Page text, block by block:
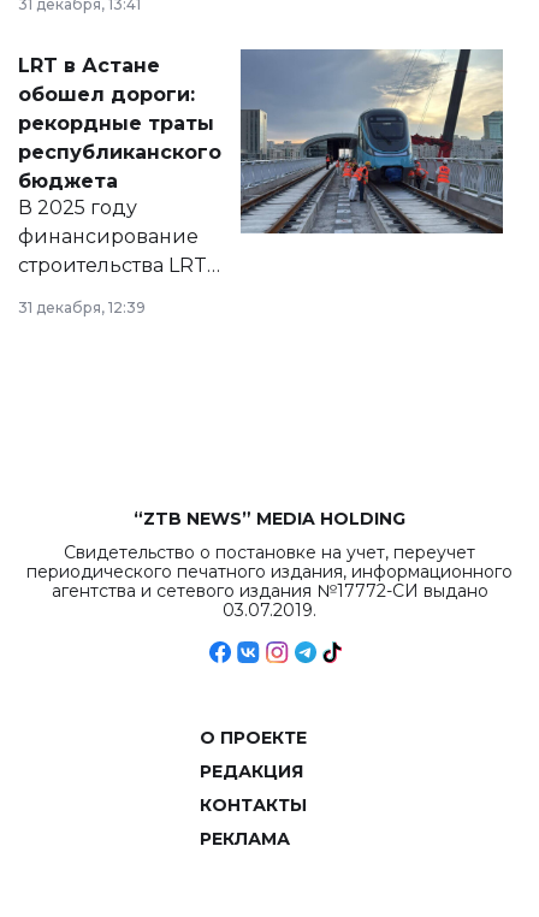
2028 годы.
документ
появился в базе
нормативных
правовых актов и
на сайте маслихат
города.
31 декабря, 13:41
LRT в Астане
обошел дороги:
рекордные траты
республиканского
бюджета
В 2025 году
финансирование
строительства LRT
в Астане из
республиканского
31 декабря, 12:39
“ZTB NEWS” MEDIA HOLDING
Свидетельство о постановке на учет, переучет
периодического печатного издания, информационного
агентства и сетевого издания №17772-СИ выдано
03.07.2019.
О ПРОЕКТЕ
РЕДАКЦИЯ
КОНТАКТЫ
РЕКЛАМА